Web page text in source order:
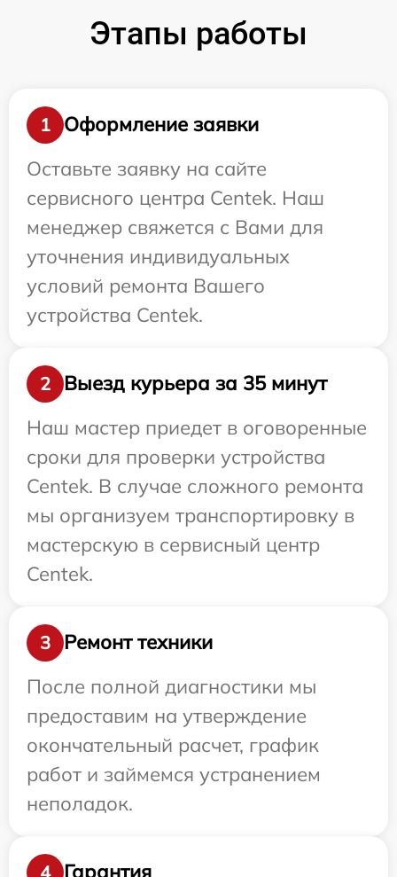
Этапы работы
1
Оформление заявки
Оставьте заявку на сайте
сервисного центра Centek. Наш
менеджер свяжется с Вами для
уточнения индивидуальных
условий ремонта Вашего
устройства Centek.
2
Выезд курьера за 35 минут
Наш мастер приедет в оговоренные
сроки для проверки устройства
Centek. В случае сложного ремонта
мы организуем транспортировку в
мастерскую в сервисный центр
Centek.
3
Ремонт техники
После полной диагностики мы
предоставим на утверждение
окончательный расчет, график
работ и займемся устранением
неполадок.
4 Гарантия